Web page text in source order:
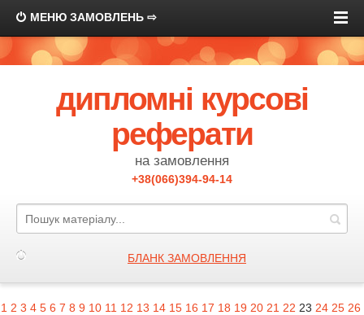
МЕНЮ ЗАМОВЛЕНЬ ⇨
дипломні курсові
реферати
на замовлення
+38(066)394-94-14
БЛАНК ЗАМОВЛЕННЯ
1 2 3 4 5 6 7 8 9 10 11 12 13 14 15 16 17 18 19 20 21 22 23 24 25 26